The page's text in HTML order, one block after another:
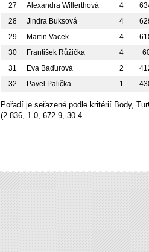
27
Alexandra Willerthová 4
28
Jindra Buksová 4
29
Martin Vacek 4
30
František Růžička 4
31
Eva Baďurová 2
32
Pavel Palička 1
Pořadí je seřazené podle kritérií Body,
(2.836, 1.0, 672.9, 30.4.